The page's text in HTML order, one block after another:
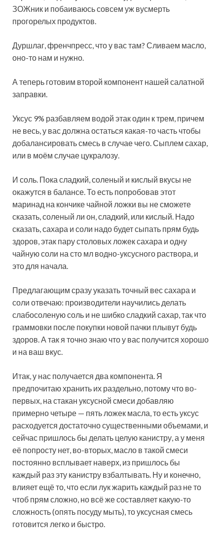
ЗОЖник и побаиваюсь совсем уж вусмерть
прогорелых продуктов.
Дуршлаг, френчпресс, что у вас там? Сливаем масло,
оно-то нам и нужно.
А теперь готовим второй компонент нашей салатной
заправки.
Уксус 9% разбавляем водой этак один к трем, причем
не весь, у вас должна остаться какая-то часть чтобы
добалансировать смесь в случае чего. Сыплем сахар,
или в моём случае цукралозу.
И соль. Пока сладкий, соленый и кислый вкусы не
окажутся в балансе. То есть попробовав этот
маринад на кончике чайной ложки вы не сможете
сказать, соленый ли он, сладкий, или кислый. Надо
сказать, сахара и соли надо будет сыпать прям будь
здоров, этак пару столовых ложек сахара и одну
чайную соли на сто мл водно-уксусного раствора, и
это для начала.
Предлагающим сразу указать точный вес сахара и
соли отвечаю: производители научились делать
слабосоленую соль и не шибко сладкий сахар, так что
граммовки после покупки новой пачки плывут будь
здоров. А так я точно знаю что у вас получится хорошо
и на ваш вкус.
Итак, у нас получается два компонента. Я
предпочитаю хранить их раздельно, потому что во-
первых, на стакан уксусной смеси добавляю
примерно четыре — пять ложек масла, то есть уксус
расходуется достаточно существенными объемами, и
сейчас пришлось бы делать целую канистру, а у меня
её попросту нет, во-вторых, масло в такой смеси
постоянно всплывает наверх, из пришлось бы
каждый раз эту канистру взбалтывать. Ну и конечно,
влияет ещё то, что если лук жарить каждый раз не то
чтоб прям сложно, но всё же составляет какую-то
сложность (опять посуду мыть), то уксусная смесь
готовится легко и быстро.